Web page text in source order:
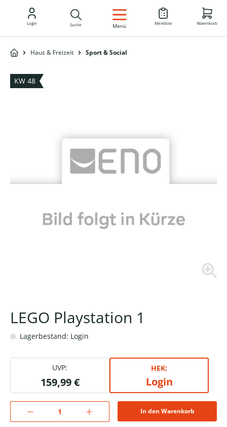
DE
Login Suche Menü Merkliste Warenkorb
Haus & Freizeit Sport & Social
KW 48
LEGO Playstation 1
Lagerbestand: Login
UVP:
159,99 €
HEK:
Login
In den Warenkorb